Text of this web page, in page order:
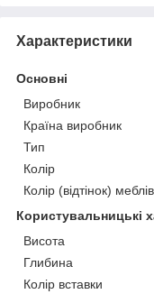
Характеристики
Основні
Виробник
Країна виробник
Тип
Колір
Колір (відтінок) меблів
Користувальницькі
Висота
Глибина
Колір вставки